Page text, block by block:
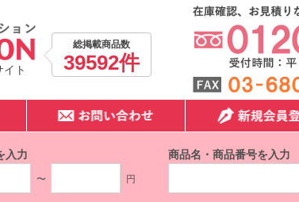
ト
総掲載商品数
39592件
入力
〜 円
商品名・商品番号を入力